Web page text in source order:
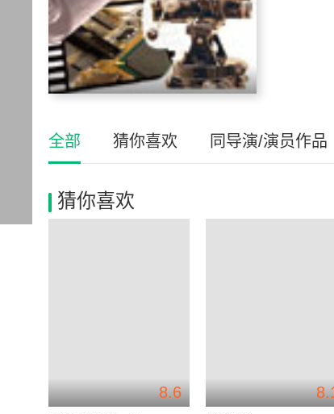
全部 猜你喜欢 同导演/演员作品
猜你喜欢
8.6